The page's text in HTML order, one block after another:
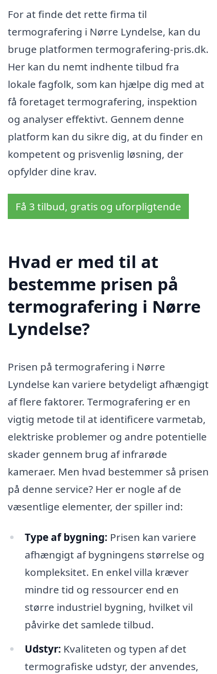
For at finde det rette firma til
termografering i Nørre Lyndelse, kan du
bruge platformen termografering-pris.dk.
Her kan du nemt indhente tilbud fra
lokale fagfolk, som kan hjælpe dig med at
få foretaget termografering, inspektion
og analyser effektivt. Gennem denne
platform kan du sikre dig, at du finder en
kompetent og prisvenlig løsning, der
opfylder dine krav.
Få 3 tilbud, gratis og uforpligtende
Hvad er med til at
bestemme prisen på
termografering i Nørre
Lyndelse?
Prisen på termografering i Nørre
Lyndelse kan variere betydeligt afhængigt
af flere faktorer. Termografering er en
vigtig metode til at identificere varmetab,
elektriske problemer og andre potentielle
skader gennem brug af infrarøde
kameraer. Men hvad bestemmer så prisen
på denne service? Her er nogle af de
væsentlige elementer, der spiller ind:
Type af bygning: Prisen kan variere
afhængigt af bygningens størrelse og
kompleksitet. En enkel villa kræver
mindre tid og ressourcer end en
større industriel bygning, hvilket vil
påvirke det samlede tilbud.
Udstyr: Kvaliteten og typen af det
termografiske udstyr, der anvendes,